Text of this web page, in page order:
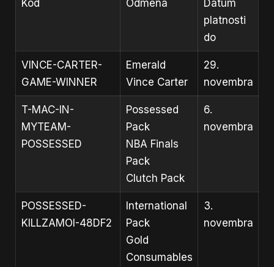
Kód
Odmena
Dátum
platnosti
do
VINCE-CARTER-
GAME-WINNER
Emerald
Vince Carter
29.
novembra
T-MAC-IN-
MYTEAM-
POSSESSED
Possessed
Pack
NBA Finals
Pack
Clutch Pack
6.
novembra
POSSESSED-
KILLZAMOI-48DF2
International
Pack
Gold
Consumables
3.
novembra